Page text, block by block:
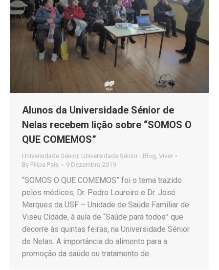
Alunos da Universidade Sénior de
Nelas recebem lição sobre “SOMOS O
QUE COMEMOS”
Universidade Sénior, Universidade Sénior - Blog Viver
By Filipa Pais 9 Dezembro 2019
“SOMOS O QUE COMEMOS” foi o tema trazido
pelos médicos, Dr. Pedro Loureiro e Dr. José
Marques da USF – Unidade de Saúde Familiar de
Viseu Cidade, à aula de “Saúde para todos” que
decorre às quintas feiras, na Universidade Sénior
de Nelas. A importância do alimento para a
promoção da saúde ou tratamento de…